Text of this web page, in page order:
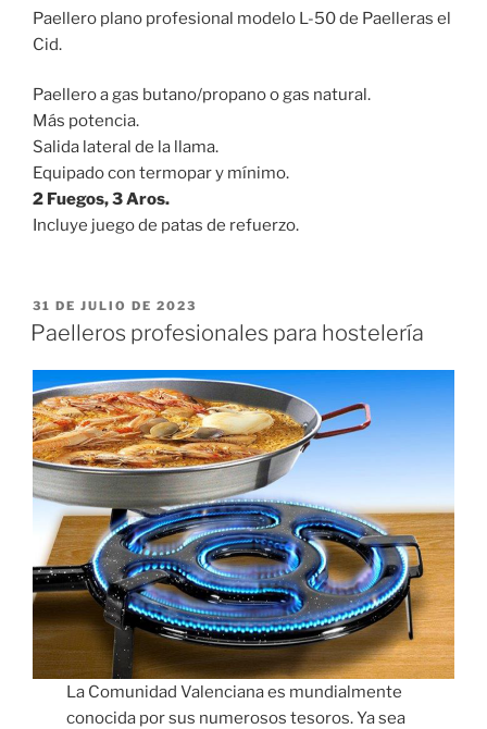
Paellero plano profesional modelo L-50 de Paelleras el
Cid.
Paellero a gas butano/propano o gas natural.
Más potencia.
Salida lateral de la llama.
Equipado con termopar y mínimo.
2 Fuegos, 3 Aros.
Incluye juego de patas de refuerzo.
PUBLICADO
EL
31 DE JULIO DE 2023
Paelleros profesionales para hostelería
La Comunidad Valenciana es mundialmente
conocida por sus numerosos tesoros. Ya sea